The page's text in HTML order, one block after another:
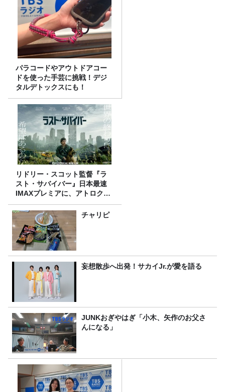
パラコードやアウトドアコー
ドを使った手芸に挑戦！デジ
タルデトックスにも！
リドリー・スコット監督『ラ
スト・サバイバー』日本最速
IMAXプレミアに、アトロクリ
スナー60名をご招待！
チャリピ
妄想散歩へ出発！サカイJr.が愛を語る
JUNKおぎやはぎ「小木、矢作のお父さ
んになる」